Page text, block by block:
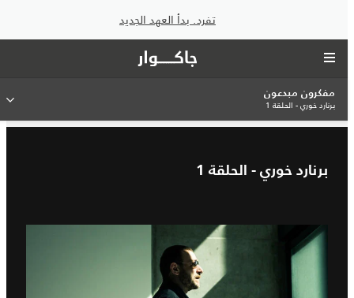
تفرد. بدأ العهد الجديد
مفكرون مبدعون
برنارد خوري - الحلقة 1
برنارد خوري - الحلقة 1